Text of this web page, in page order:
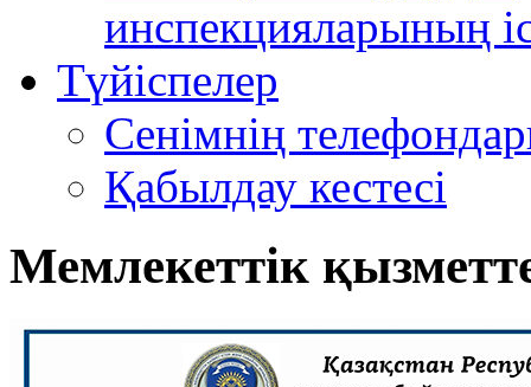
инспекцияларының
Түйiспелер
Сенiмнiң
Қабылдау кестесі
Мемлекеттік